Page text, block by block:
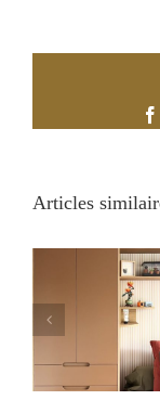
Articles
Du sur-
pour
appartement